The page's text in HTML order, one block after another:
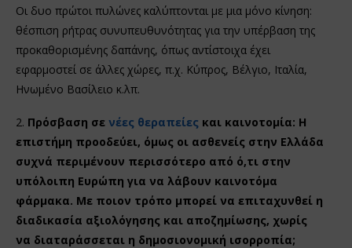
Οι δυο πρώτοι πυλώνες καλύπτονται με μια μόνο κίνηση:
θέσπιση ρήτρας συνυπευθυνότητας για την υπέρβαση της
προκαθορισμένης δαπάνης, όπως αντίστοιχα έχει
εφαρμοστεί σε άλλες χώρες, π.χ. Κύπρος, Βέλγιο, Ιταλία,
Ηνωμένο Βασίλειο κ.λπ.
2. Πρόσβαση σε νέες θεραπείες και καινοτομία: Η
επιστήμη προοδεύει, όμως οι ασθενείς στην Ελλάδα
συχνά περιμένουν περισσότερο από ό,τι στην
υπόλοιπη Ευρώπη για να λάβουν καινοτόμα
φάρμακα. Με ποιον τρόπο μπορεί να επιταχυνθεί η
διαδικασία αξιολόγησης και αποζημίωσης, χωρίς
να διαταράσσεται η δημοσιονομική ισορροπία;